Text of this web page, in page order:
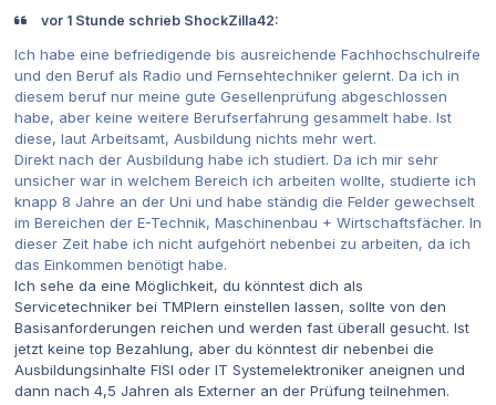
vor 1 Stunde schrieb ShockZilla42:
Ich habe eine befriedigende bis ausreichende Fachhochschulreife
und den Beruf als Radio und Fernsehtechniker gelernt. Da ich in
diesem beruf nur meine gute Gesellenprüfung abgeschlossen
habe, aber keine weitere Berufserfahrung gesammelt habe. Ist
diese, laut Arbeitsamt, Ausbildung nichts mehr wert.
Direkt nach der Ausbildung habe ich studiert. Da ich mir sehr
unsicher war in welchem Bereich ich arbeiten wollte, studierte ich
knapp 8 Jahre an der Uni und habe ständig die Felder gewechselt
im Bereichen der E-Technik, Maschinenbau + Wirtschaftsfächer. In
dieser Zeit habe ich nicht aufgehört nebenbei zu arbeiten, da ich
das Einkommen benötigt habe.
Ich sehe da eine Möglichkeit, du könntest dich als
Servicetechniker bei TMPlern einstellen lassen, sollte von den
Basisanforderungen reichen und werden fast überall gesucht. Ist
jetzt keine top Bezahlung, aber du könntest dir nebenbei die
Ausbildungsinhalte FISI oder IT Systemelektroniker aneignen und
dann nach 4,5 Jahren als Externer an der Prüfung teilnehmen.